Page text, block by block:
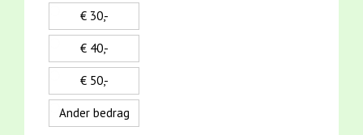
€ 30,-
€ 40,-
€ 50,-
Ander bedrag